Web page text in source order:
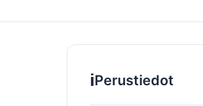
ℹ️Perustiedot